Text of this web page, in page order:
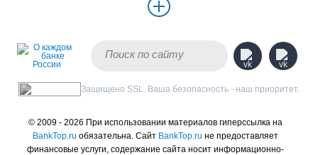
Защищено SSL. Ваша безопасность - наш приоритет.
© 2009 - 2026 При использовании материалов гиперссылка на
BankTop.ru обязательна. Сайт BankTop.ru не предоставляет
финансовые услуги, содержание сайта носит информационно-